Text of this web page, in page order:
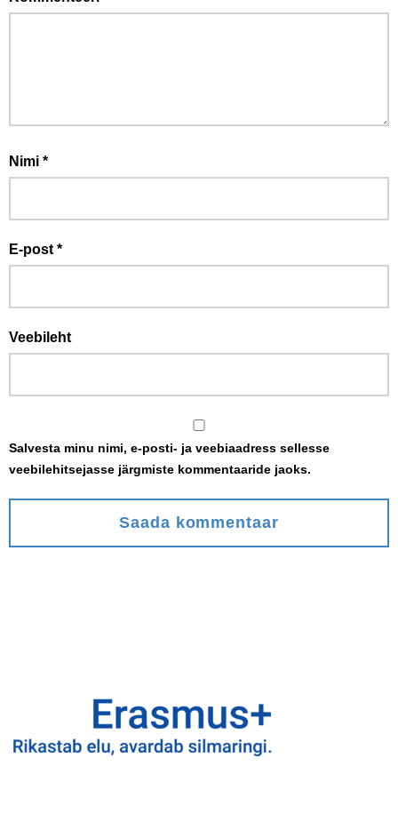
Nimi *
E-post *
Veebileht
Salvesta minu nimi, e-posti- ja veebiaadress sellesse
veebilehitsejasse järgmiste kommentaaride jaoks.